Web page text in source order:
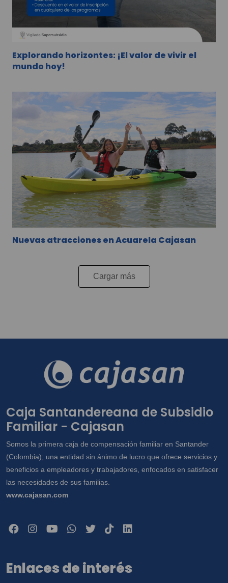
Explorando horizontes: ¡El valor de vivir el
mundo hoy!
Nuevas atracciones en Acuarela Cajasan
Cargar más
Caja Santandereana de Subsidio
Familiar - Cajasan
Somos la primera caja de compensación familiar en Santander
(Colombia); una entidad sin ánimo de lucro que ofrece servicios y
beneficios a empleadores y trabajadores, enfocados en satisfacer
las necesidades de sus familias.
www.cajasan.com
Enlaces de interés